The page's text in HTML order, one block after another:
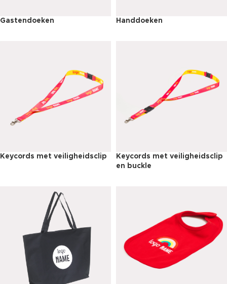
Gastendoeken Handdoeken
Keycords met veiligheidsclip
Keycords met veiligheidsclip
en buckle